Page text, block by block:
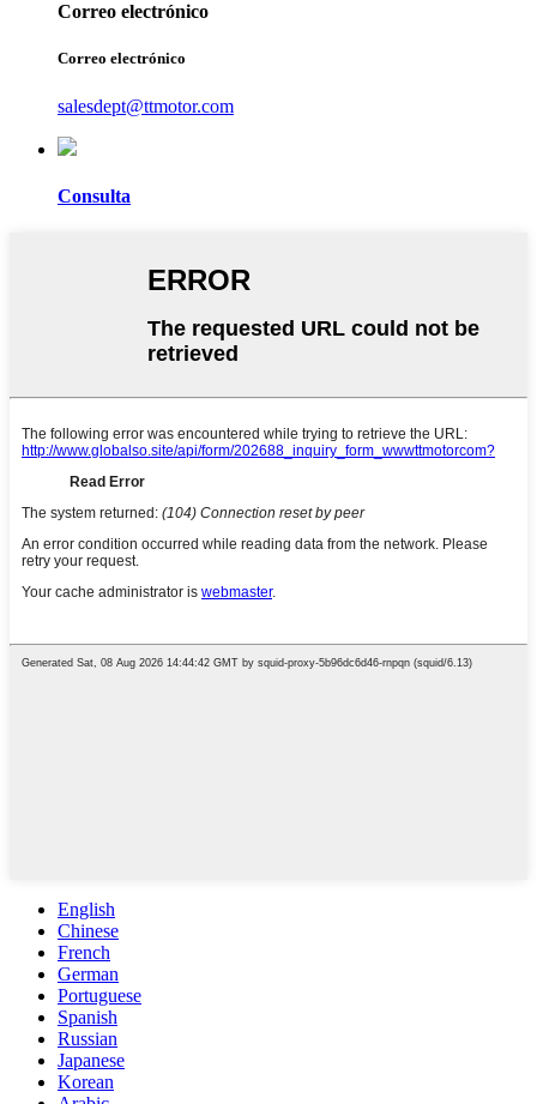
Correo electrónico
Correo electrónico
salesdept@ttmotor.com
Consulta
English
Chinese
French
German
Portuguese
Spanish
Russian
Japanese
Korean